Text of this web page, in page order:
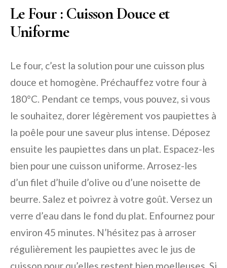
Le Four : Cuisson Douce et
Uniforme
Le four, c’est la solution pour une cuisson plus
douce et homogène. Préchauffez votre four à
180°C. Pendant ce temps, vous pouvez, si vous
le souhaitez, dorer légèrement vos paupiettes à
la poêle pour une saveur plus intense. Déposez
ensuite les paupiettes dans un plat. Espacez-les
bien pour une cuisson uniforme. Arrosez-les
d’un filet d’huile d’olive ou d’une noisette de
beurre. Salez et poivrez à votre goût. Versez un
verre d’eau dans le fond du plat. Enfournez pour
environ 45 minutes. N’hésitez pas à arroser
régulièrement les paupiettes avec le jus de